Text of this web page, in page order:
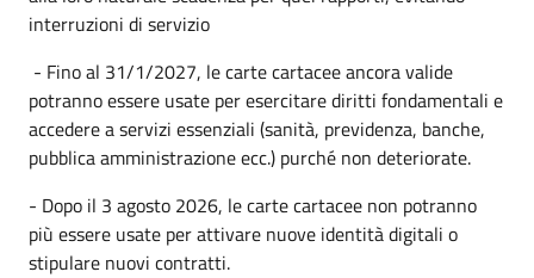
interruzioni di servizio
- Fino al 31/1/2027, le carte cartacee ancora valide
potranno essere usate per esercitare diritti fondamentali e
accedere a servizi essenziali (sanità, previdenza, banche,
pubblica amministrazione ecc.) purché non deteriorate.
- Dopo il 3 agosto 2026, le carte cartacee non potranno
più essere usate per attivare nuove identità digitali o
stipulare nuovi contratti.